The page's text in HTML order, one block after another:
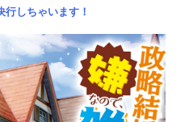
しちゃいます！